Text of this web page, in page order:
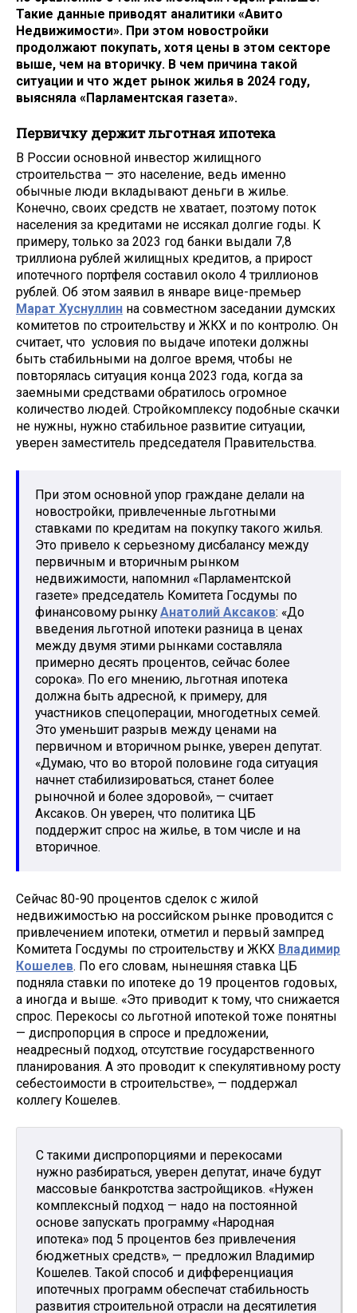
Такие данные приводят аналитики «Авито
Недвижимости». При этом новостройки
продолжают покупать, хотя цены в этом секторе
выше, чем на вторичку. В чем причина такой
ситуации и что ждет рынок жилья в 2024 году,
выясняла «Парламентская газета».
Первичку держит льготная ипотека
В России основной инвестор жилищного
строительства — это население, ведь именно
обычные люди вкладывают деньги в жилье.
Конечно, своих средств не хватает, поэтому поток
населения за кредитами не иссякал долгие годы. К
примеру, только за 2023 год банки выдали 7,8
триллиона рублей жилищных кредитов, а прирост
ипотечного портфеля составил около 4 триллионов
рублей. Об этом заявил в январе вице-премьер
Марат Хуснуллин на совместном заседании думских
комитетов по строительству и ЖКХ и по контролю. Он
считает, что условия по выдаче ипотеки должны
быть стабильными на долгое время, чтобы не
повторялась ситуация конца 2023 года, когда за
заемными средствами обратилось огромное
количество людей. Стройкомплексу подобные скачки
не нужны, нужно стабильное развитие ситуации,
уверен заместитель председателя Правительства.
При этом основной упор граждане делали на
новостройки, привлеченные льготными
ставками по кредитам на покупку такого жилья.
Это привело к серьезному дисбалансу между
первичным и вторичным рынком
недвижимости, напомнил «Парламентской
газете» председатель Комитета Госдумы по
финансовому рынкуАнатолий Аксаков: «До
введения льготной ипотеки разница в ценах
между двумя этими рынками составляла
примерно десять процентов, сейчас более
сорока». По его мнению, льготная ипотека
должна быть адресной, к примеру, для
участников спецоперации, многодетных семей.
Это уменьшит разрыв между ценами на
первичном и вторичном рынке, уверен депутат.
«Думаю, что во второй половине года ситуация
начнет стабилизироваться, станет более
рыночной и более здоровой», — считает
Аксаков. Он уверен, что политика ЦБ
поддержит спрос на жилье, в том числе и на
вторичное.
Сейчас 80-90 процентов сделок с жилой
недвижимостью на российском рынке проводится с
привлечением ипотеки, отметил и первый зампред
Комитета Госдумы по строительству и ЖКХ Владимир
Кошелев. По его словам, нынешняя ставка ЦБ
подняла ставки по ипотеке до 19 процентов годовых,
а иногда и выше. «Это приводит к тому, что снижается
спрос. Перекосы со льготной ипотекой тоже понятны
— диспропорция в спросе и предложении,
неадресный подход, отсутствие государственного
планирования. А это проводит к спекулятивному росту
себестоимости в строительстве», — поддержал
коллегу Кошелев.
С такими диспропорциями и перекосами
нужно разбираться, уверен депутат, иначе будут
массовые банкротства застройщиков. «Нужен
комплексный подход — надо на постоянной
основе запускать программу «Народная
ипотека» под 5 процентов без привлечения
бюджетных средств», — предложил Владимир
Кошелев. Такой способ и дифференциация
ипотечных программ обеспечат стабильность
развития строительной отрасли на десятилетия